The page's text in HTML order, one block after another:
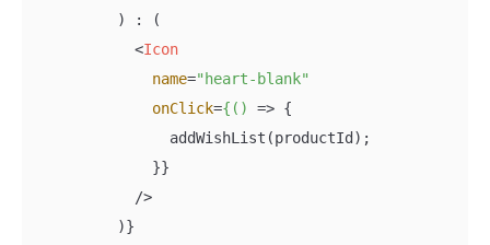
          ) : (
<Icon
name="heart-blank"
onClick={() => {
                addWishList(productId);
              }}
            />
          )}